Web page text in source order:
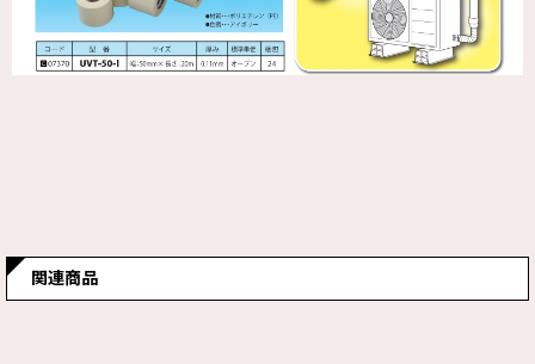
関連商品